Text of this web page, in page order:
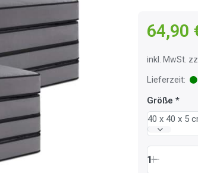
64,90
inkl. MwSt.
Lieferzeit:
Größe
40 x 40 x 5
1